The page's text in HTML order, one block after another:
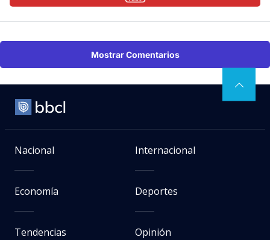
Mostrar Comentarios
Nacional Internacional
Economía Deportes
Tendencias Opinión